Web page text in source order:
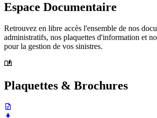
Espace Documentaire
Retrouvez en libre accès l'ensemble de nos
administratifs, nos plaquettes d'information et
pour la gestion de vos sinistres.
Plaquettes & Brochures